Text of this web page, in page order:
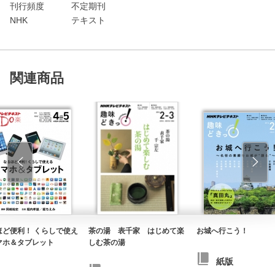
刊行頻度
不定期刊
NHK
テキスト
関連商品
ど便利！ くらしで使え
ホ＆タブレット
茶の湯 表千家 はじめて楽
しむ茶の湯
お城へ行こう！
紙版